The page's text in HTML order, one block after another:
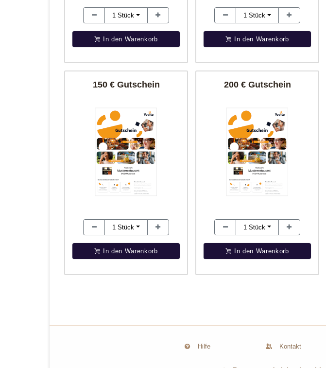
1Stück
In den Warenkorb
1Stück
In den Warenkorb
150 € Gutschein
1Stück
In den Warenkorb
200 € Gutschein
1Stück
In den Warenkorb
Hilfe Kontakt